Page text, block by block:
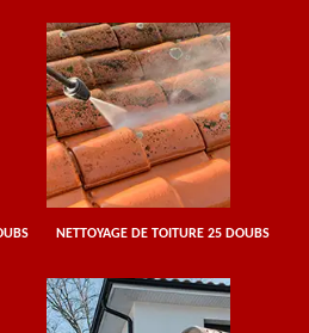
NETTOYAGE DE TOITURE 25 DOUBS